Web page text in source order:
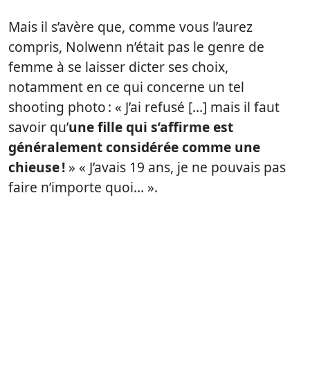
Mais il s’avère que, comme vous l’aurez
compris, Nolwenn n’était pas le genre de
femme à se laisser dicter ses choix,
notamment en ce qui concerne un tel
shooting photo : « J’ai refusé […] mais il faut
savoir qu’une fille qui s’affirme est
généralement considérée comme une
chieuse ! » « J’avais 19 ans, je ne pouvais pas
faire n’importe quoi… ».